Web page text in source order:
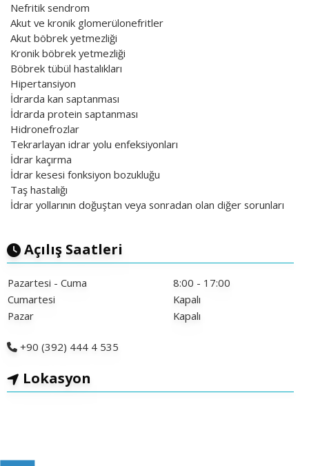
Nefritik sendrom
Akut ve kronik glomerülonefritler
Akut böbrek yetmezliği
Kronik böbrek yetmezliği
Böbrek tübül hastalıkları
Hipertansiyon
İdrarda kan saptanması
İdrarda protein saptanması
Hidronefrozlar
Tekrarlayan idrar yolu enfeksiyonları
İdrar kaçırma
İdrar kesesi fonksiyon bozukluğu
Taş hastalığı
İdrar yollarının doğuştan veya sonradan olan diğer sorunları
Açılış Saatleri
Pazartesi - Cuma
8:00 - 17:00
Cumartesi
Kapalı
Pazar
Kapalı
+90 (392) 444 4 535
Lokasyon